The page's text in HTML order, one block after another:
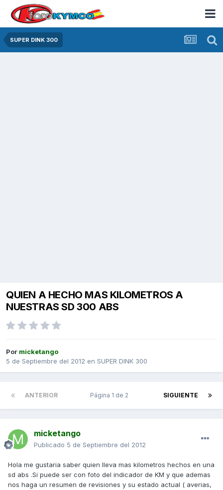
SUPER DINK 300
QUIEN A HECHO MAS KILOMETROS A
NUESTRAS SD 300 ABS
Por micketango
5 de Septiembre del 2012 en SUPER DINK 300
ANTERIOR SIGUIENTE
Página 1 de 2
micketango
Publicado 5 de Septiembre del 2012
Hola me gustaria saber quien lleva mas kilometros hechos en una
sd abs .Si puede ser con foto del indicador de KM y que ademas
nos haga un resumen de revisiones y su estado actual ( averias,